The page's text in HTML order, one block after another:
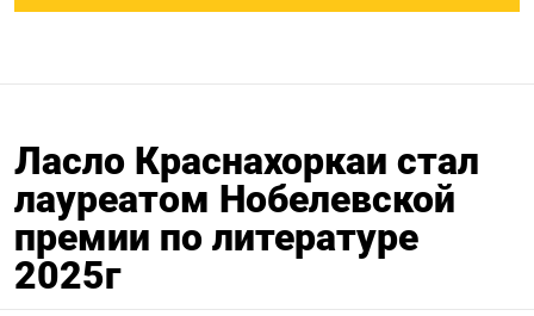
Ласло Краснахоркаи стал
лауреатом Нобелевской
премии по литературе
2025г